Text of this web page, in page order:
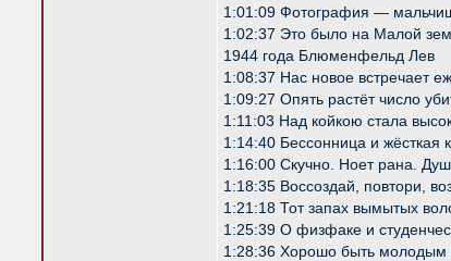
1:01:09 Фотография —
1:02:37 Это было на Малой
1944 года Блюменфельд Лев
1:08:37 Нас новое встречает
1:09:27 Опять растёт число
1:11:03 Над койкою стала
1:14:40 Бессонница и
1:16:00 Скучно. Ноет рана.
1:18:35 Воссоздай, повтори,
1:21:18 Тот запах вымытых
1:25:39 О физфаке и
1:28:36 Хорошо быть молодым